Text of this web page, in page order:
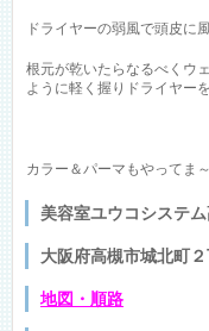
ドライヤーの弱風で頭皮に
根元が乾いたらなるべくウ
ように軽く握りドライヤー
カラー＆パーマもやってま
美容室ユウコシステ
大阪府高槻市城北町
地図 ・順路